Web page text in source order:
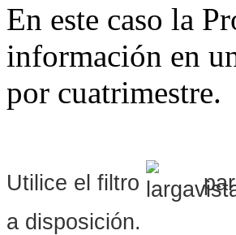
En este caso la
información en
por cuatrimestre.
Utilice el filtro
a disposición.